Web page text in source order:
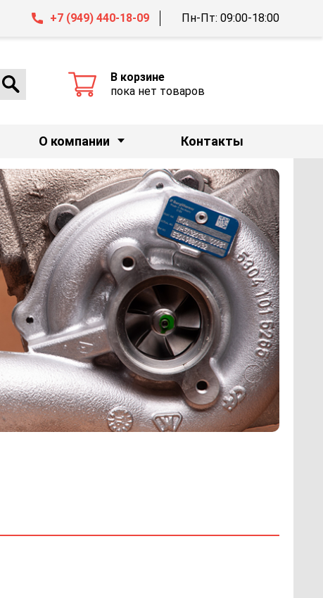
О компании Контакты
+7 (949) 440-18-09 Пн-Пт: 09:00-18:00
В корзине
пока нет товаров